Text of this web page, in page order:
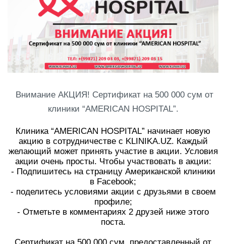
Внимание АКЦИЯ! Сертификат на 500 000 сум от
клиники “AMERICAN HOSPITAL”.
Клиника “AMERICAN HOSPITAL” начинает новую
акцию в сотрудничестве с KLINIKA.UZ. Каждый
желающий может принять участие в акции. Условия
акции очень просты. Чтобы участвовать в акции:
- Подпишитесь на страницу Американской клиники
в Facebook;
- поделитесь условиями акции с друзьями в своем
профиле;
- Отметьте в комментариях 2 друзей ниже этого
поста.